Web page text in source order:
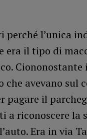
l’unica
il tipo di
avevano sul
pagare il
a riconoscere la
Era in via